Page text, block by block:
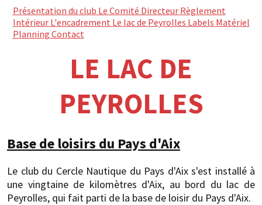
Présentation du club Le Comité Directeur Règlement
Intérieur L'encadrement Le lac de Peyrolles Labels Matériel
Planning Contact
LE LAC DE
PEYROLLES
Base de loisirs du Pays d'Aix
Le club du Cercle Nautique du Pays d'Aix s'est installé à
une vingtaine de kilomètres d'Aix, au bord du lac de
Peyrolles, qui fait parti de la base de loisir du Pays d'Aix.